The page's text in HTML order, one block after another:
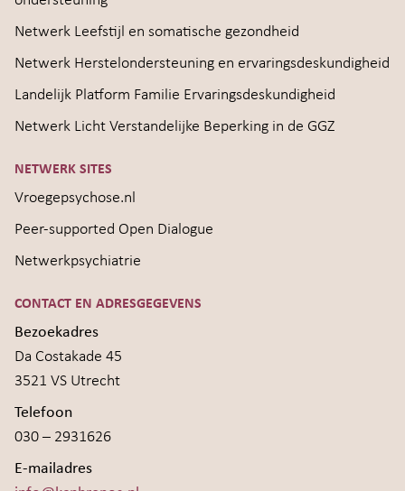
Netwerk Leefstijl en somatische gezondheid
Netwerk Herstelondersteuning en ervaringsdeskundigheid
Landelijk Platform Familie Ervaringsdeskundigheid
Netwerk Licht Verstandelijke Beperking in de GGZ
NETWERK SITES
Vroegepsychose.nl
Peer-supported Open Dialogue
Netwerkpsychiatrie
CONTACT EN ADRESGEGEVENS
Bezoekadres
Da Costakade 45
3521 VS Utrecht
Telefoon
030 – 2931626
E-mailadres